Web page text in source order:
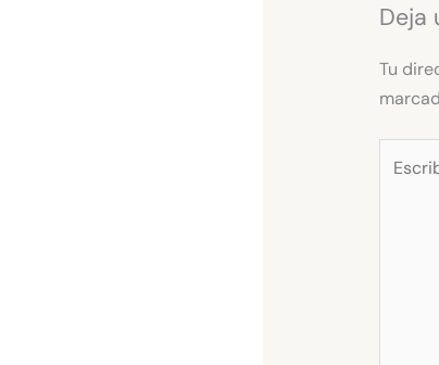
Deja
Tu
aquí...